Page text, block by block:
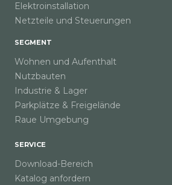
Elektroinstallation
Netzteile und Steuerungen
SEGMENT
Wohnen und Aufenthalt
Nutzbauten
Industrie & Lager
Parkplätze & Freigelände
Raue Umgebung
SERVICE
Download-Bereich
Katalog anfordern